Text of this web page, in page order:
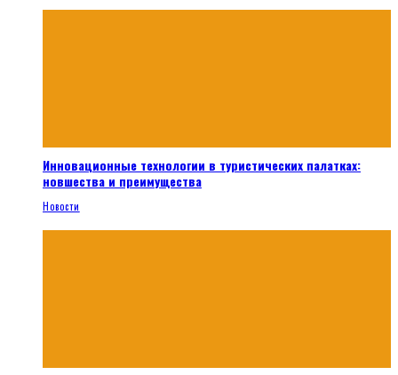
Инновационные технологии в туристических палатках:
новшества и преимущества
Новости